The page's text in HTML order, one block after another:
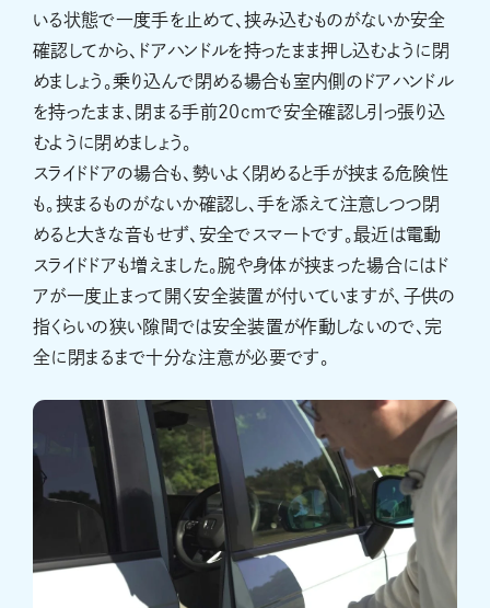
いる状態で一度手を止めて、挟み込むものがないか安全
確認してから、ドアハンドルを持ったまま押し込むように閉
めましょう。乗り込んで閉める場合も室内側のドアハンドル
を持ったまま、閉まる手前20cmで安全確認し引っ張り込
むように閉めましょう。
スライドドアの場合も、勢いよく閉めると手が挟まる危険性
も。挟まるものがないか確認し、手を添えて注意しつつ閉
めると大きな音もせず、安全でスマートです。最近は電動
スライドドアも増えました。腕や身体が挟まった場合にはド
アが一度止まって開く安全装置が付いていますが、子供の
指くらいの狭い隙間では安全装置が作動しないので、完
全に閉まるまで十分な注意が必要です。